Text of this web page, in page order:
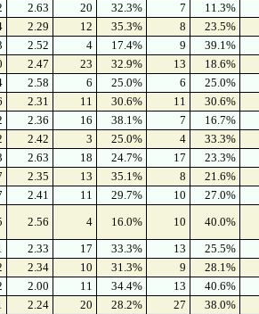
2.63 20 32.3% 7
11.3%
2.29 12 35.3% 8
23.5%
2.52 4 17.4% 9
39.1%
2.47 23 32.9% 13
18.6%
2.58 6 25.0% 6
25.0%
2.31 11 30.6% 11
30.6%
2.36 16 38.1% 7
16.7%
2.42 3 25.0% 4
33.3%
2.63 18 24.7% 17
23.3%
2.35 13 35.1% 8
21.6%
2.41 11 29.7% 10
27.0%
2.56 4 16.0% 10
40.0%
2.33 17 33.3% 13
25.5%
2.34 10 31.3% 9
28.1%
2.00 11 34.4% 13
40.6%
2.24 20 28.2% 27
38.0%